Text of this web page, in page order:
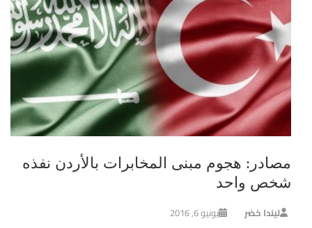
مصادر: هجوم مبنى المخابرات بالأردن نفذه
شخص واحد
ليندا خضر يونيو 6, 2016